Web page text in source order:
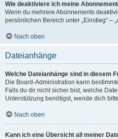
Wie deaktiviere ich meine
Wenn du mehrere Abonnements
persönlichen Bereich unter „Einstieg“ –
Nach oben
Dateianhänge
Welche Dateianhänge sind in diesem
Die Board-Administration kann
Falls du dir nicht sicher bist, welche
Unterstützung benötigst, wende dich
Nach oben
Kann ich eine Übersicht all meiner